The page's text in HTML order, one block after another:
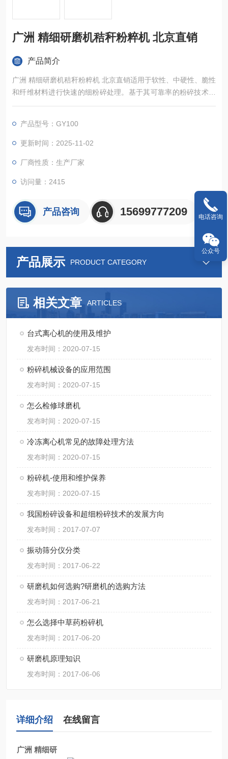
广洲 精细研磨机秸秆粉粹机 北京直销
产品简介
广洲 精细研磨机秸秆粉粹机 北京直销适用于软性、中硬性、脆性
和纤维材料进行快速的细粉碎处理。基于其可靠率的粉碎技术和
内容丰富的配件，该仪器可以在极短的时间内进行温和、、高重
本身的性质不会在制样过程中发生改变，能够保证可信的分析结
果，是质量控制、产品检测和科研开发中样品前处理过程的理想
产品型号：GY100
更新时间：2025-11-02
厂商性质：生产厂家
访问量：2415
产品咨询 15699777209
产品展示 PRODUCT CATEGORY
相关文章 ARTICLES
台式离心机的使用及维护
发布时间：2020-07-15
粉碎机械设备的应用范围
发布时间：2020-07-15
怎么检修球磨机
发布时间：2020-07-15
冷冻离心机常见的故障处理方法
发布时间：2020-07-15
粉碎机-使用和维护保养
发布时间：2020-07-15
我国粉碎设备和超细粉碎技术的发展方向
发布时间：2017-07-07
振动筛分仪分类
发布时间：2017-06-22
研磨机如何选购?研磨机的选购方法
发布时间：2017-06-21
怎么选择中草药粉碎机
发布时间：2017-06-20
研磨机原理知识
发布时间：2017-06-06
详细介绍 在线留言
广洲 精细研
电话咨询
公众号